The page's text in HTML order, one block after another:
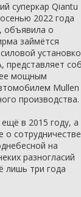
суперкар Qiantu
2022 года
объявила о
займётся
мощным
Mullen
производства.
в 2015 году, а
о
на
разногласий
лишь три года